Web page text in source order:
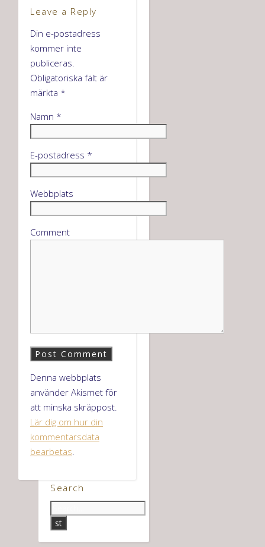
Leave a Reply
Din e-postadress
kommer inte
publiceras.
Obligatoriska fält är
märkta *
Namn *
E-postadress *
Webbplats
Comment
Denna webbplats
använder Akismet för
att minska skräppost.
Lär dig om hur din
kommentarsdata
bearbetas
Search